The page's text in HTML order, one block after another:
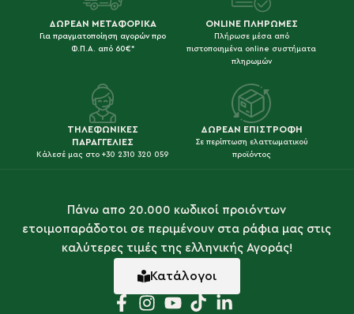
ΔΩΡΕΑΝ ΜΕΤΑΦΟΡΙΚΑ
Για πραγματοποίηση αγορών προ
Φ.Π.Α. από 60€*
ONLINE ΠΛΗΡΩΜΕΣ
Πλήρωσε μέσα από
πιστοποιημένα online συστήματα
πληρωμών
ΤΗΛΕΦΩΝΙΚΕΣ
ΠΑΡΑΓΓΕΛΙΕΣ
Κάλεσέ μας στο +30 2310 320 059
ΔΩΡΕΑΝ ΕΠΙΣΤΡΟΦΗ
Σε περίπτωση ελαττωματικού
προϊόντος
Πάνω απο 20.000 κωδικοί προιόντων
ετοιμοπαράδοτοι σε περιμένουν στα ράφια μας στις
καλύτερες τιμές της ελληνικής Αγοράς!
Κατάλογοι